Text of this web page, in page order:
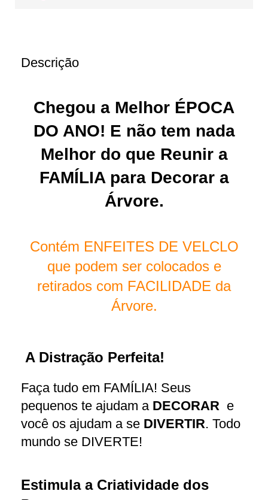
Descrição
Chegou a Melhor ÉPOCA
DO ANO! E não tem nada
Melhor do que Reunir a
FAMÍLIA para Decorar a
Árvore.
Contém ENFEITES DE VELCLO
que podem ser colocados e
retirados com FACILIDADE da
Árvore.
A Distração Perfeita!
Faça tudo em FAMÍLIA! Seus
pequenos te ajudam a DECORAR e
você os ajudam a se DIVERTIR. Todo
mundo se DIVERTE!
Estimula a Criatividade dos